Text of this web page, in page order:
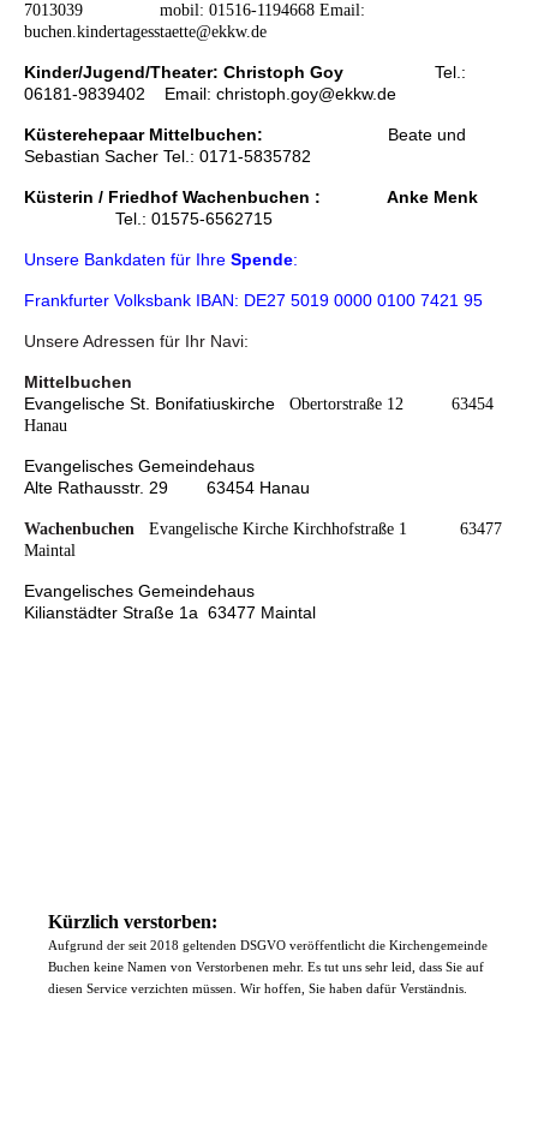
7013039 mobil: 01516-1194668 Email:
buchen.kindertagesstaette@ekkw.de
Kinder/Jugend/Theater: Christoph Goy Tel.:
06181-9839402 Email: christoph.goy@ekkw.de
Küsterehepaar Mittelbuchen: Beate und
Sebastian Sacher Tel.: 0171-5835782
Küsterin / Friedhof Wachenbuchen : Anke Menk
Tel.: 01575-6562715
Unsere Bankdaten für Ihre Spende:
Frankfurter Volksbank IBAN: DE27 5019 0000 0100 7421 95
Unsere Adressen für Ihr Navi:
Mittelbuchen
Evangelische St. Bonifatiuskirche Obertorstraße 12 63454
Hanau
Evangelisches Gemeindehaus
Alte Rathausstr. 29 63454 Hanau
Wachenbuchen Evangelische Kirche Kirchhofstraße 1 63477
Maintal
Evangelisches Gemeindehaus
Kilianstädter Straße 1a 63477 Maintal
Kürzlich verstorben:
Aufgrund der seit 2018 geltenden DSGVO veröffentlicht die Kirchengemeinde
Buchen keine Namen von Verstorbenen mehr. Es tut uns sehr leid, dass Sie auf
diesen Service verzichten müssen. Wir hoffen, Sie haben dafür Verständnis.